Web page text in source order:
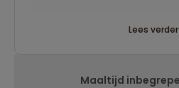
Lees verder
Maaltijd